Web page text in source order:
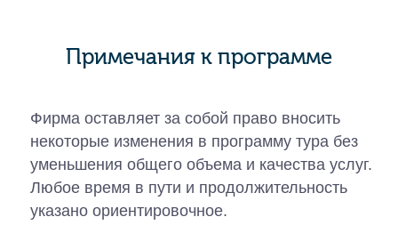
Примечания к программе
Фирма оставляет за собой право вносить
некоторые изменения в программу тура без
уменьшения общего объема и качества услуг.
Любое время в пути и продолжительность
указано ориентировочное.